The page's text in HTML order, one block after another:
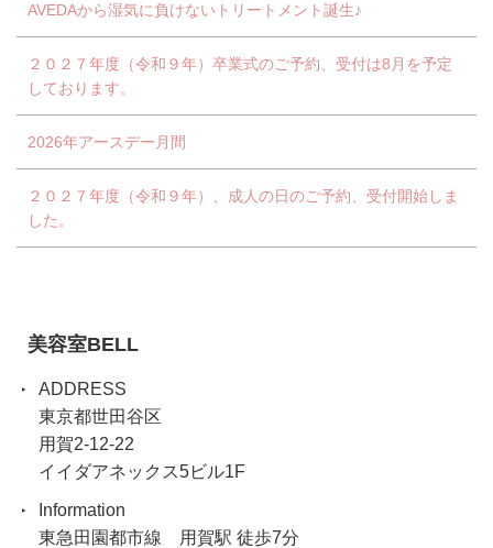
AVEDAから湿気に負けないトリートメント誕生♪
２０２７年度（令和９年）卒業式のご予約、受付は8月を予定
しております。
2026年アースデー月間
２０２７年度（令和９年）、成人の日のご予約、受付開始しま
した。
美容室BELL
ADDRESS
東京都世田谷区
用賀2-12-22
イイダアネックス5ビル1F
Information
東急田園都市線 用賀駅 徒歩7分